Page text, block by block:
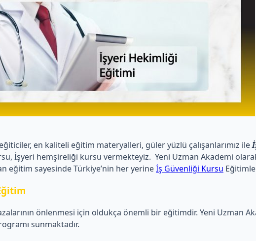
en kaliteli eğitim materyalleri, güler yüzlü çalışanlarımız ile
İşyeri hemşireliği kursu vermekteyiz. Yeni Uzman Akademi
eğitim sayesinde Türkiye’nin her yerineİş Güvenliği Kursu
önlenmesi için oldukça önemli bir eğitimdir. Yeni Uzman
sunmaktadır.